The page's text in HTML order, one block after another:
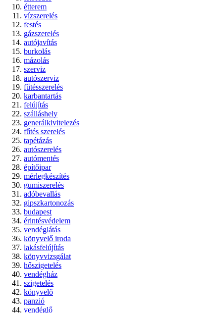
étterem
vízszerelés
festés
gázszerelés
autójavítás
burkolás
mázolás
szerviz
autószerviz
fűtésszerelés
karbantartás
felújítás
szálláshely
generálkivitelezés
fűtés szerelés
tapétázás
autószerelés
autómentés
építőipar
mérlegkészítés
gumiszerelés
adóbevallás
gipszkartonozás
budapest
érintésvédelem
vendéglátás
könyvelő iroda
lakásfelújítás
könyvvizsgálat
hőszigetelés
vendégház
szigetelés
könyvelő
panzió
vendéglő